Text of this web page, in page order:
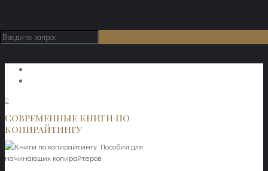
0
Современные книги по
копирайтингу